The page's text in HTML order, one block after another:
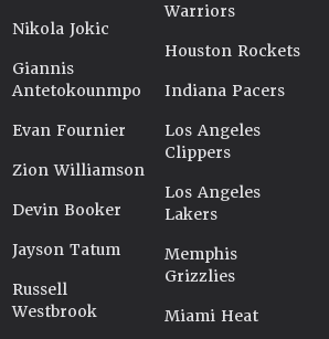
Nikola Jokic
Giannis
Antetokounmpo
Evan Fournier
Zion Williamson
Devin Booker
Jayson Tatum
Russell
Westbrook
Warriors
Houston Rockets
Indiana Pacers
Los Angeles
Clippers
Los Angeles
Lakers
Memphis
Grizzlies
Miami Heat